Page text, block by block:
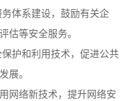
体系建设，鼓励有关企
估等安全服务。
护和利用技术，促进公共
展。
络新技术，提升网络安